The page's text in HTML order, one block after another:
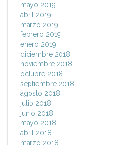
mayo 2019
abril 2019
marzo 2019
febrero 2019
enero 2019
diciembre 2018
noviembre 2018
octubre 2018
septiembre 2018
agosto 2018
julio 2018
junio 2018
mayo 2018
abril 2018
marzo 2018